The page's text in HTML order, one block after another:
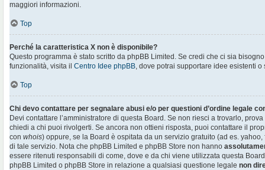
maggiori informazioni.
Top
Perché la caratteristica X non è disponibile?
Questo programma è stato scritto da phpBB Limited. Se credi che ci sia
funzionalità, visita il Centro Idee phpBB, dove potrai supportare idee esistenti
Top
Chi devo contattare per segnalare abusi e/o per questioni d’ordine legale
Devi contattare l’amministratore di questa Board. Se non riesci a trovarlo,
chiedi a chi puoi rivolgerti. Se ancora non ottieni risposta, puoi contattare il
con whois) oppure, se la Board è ospitata da un servizio gratuito (ad es. yahoo,
di tale servizio. Nota che phpBB Limited e phpBB Store non hanno
essere ritenuti responsabili di come, dove e da chi viene utilizzata questa
phpBB Limited o phpBB Store in relazione a qualsiasi questione legale non